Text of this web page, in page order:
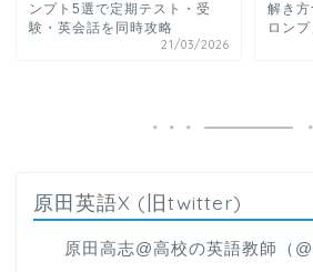
ンプト5選で定期テスト・受
験・英会話を同時攻略
21/03/2026
解き
ロン
原田英語X (旧twitter)
原田高志@高校の英語教師（